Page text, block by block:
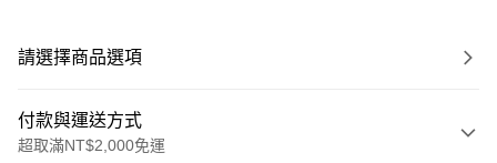
請選擇商品選項
付款與運送方式
超取滿NT$2,000免運